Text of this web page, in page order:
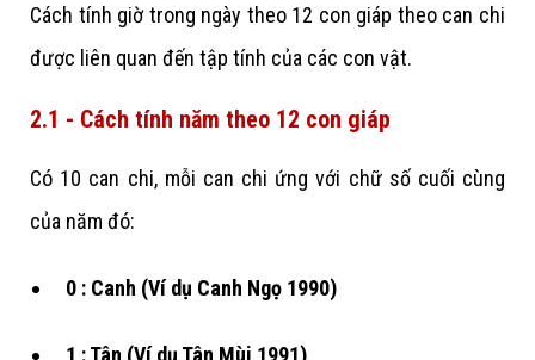
Cách tính giờ trong ngày theo 12 con giáp theo can chi
được liên quan đến tập tính của các con vật.
2.1 - Cách tính năm theo 12 con giáp
Có 10 can chi, mỗi can chi ứng với chữ số cuối cùng
của năm đó:
0 : Canh (Ví dụ Canh Ngọ 1990)
1 : Tân (Ví dụ Tân Mùi 1991)